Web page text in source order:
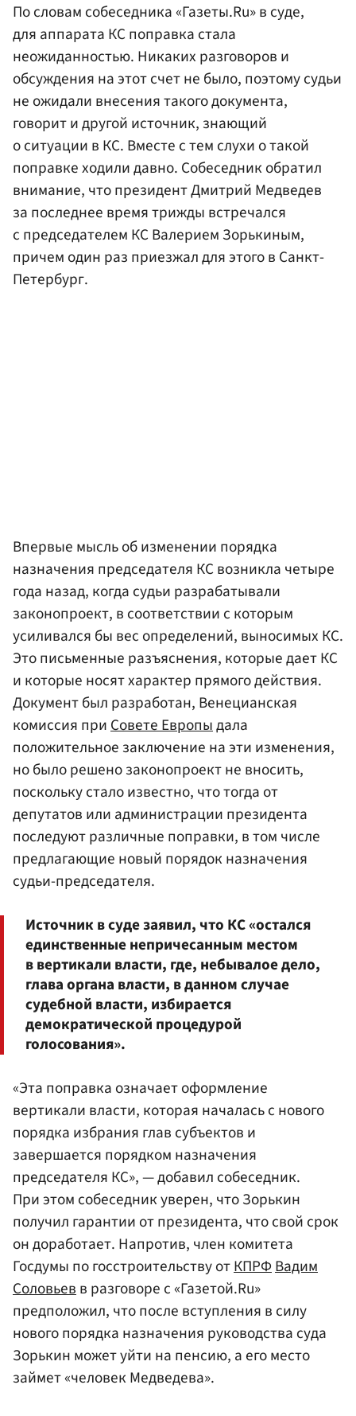
По словам собеседника «Газеты.Ru» в суде,
для аппарата КС поправка стала
неожиданностью. Никаких разговоров и
обсуждения на этот счет не было, поэтому судьи
не ожидали внесения такого документа,
говорит и другой источник, знающий
о ситуации в КС. Вместе с тем слухи о такой
поправке ходили давно. Собеседник обратил
внимание, что президент Дмитрий Медведев
за последнее время трижды встречался
с председателем КС Валерием Зорькиным,
причем один раз приезжал для этого в Санкт-
Петербург.
Впервые мысль об изменении порядка
назначения председателя КС возникла четыре
года назад, когда судьи разрабатывали
законопроект, в соответствии с которым
усиливался бы вес определений, выносимых КС.
Это письменные разъяснения, которые дает КС
и которые носят характер прямого действия.
Документ был разработан, Венецианская
комиссия приСовете Европыдала
положительное заключение на эти изменения,
но было решено законопроект не вносить,
поскольку стало известно, что тогда от
депутатов или администрации президента
последуют различные поправки, в том числе
предлагающие новый порядок назначения
судьи-председателя.
Источник в суде заявил, что КС «остался
единственные непричесанным местом
в вертикали власти, где, небывалое дело,
глава органа власти, в данном случае
судебной власти, избирается
демократической процедурой
голосования».
«Эта поправка означает оформление
вертикали власти, которая началась с нового
порядка избрания глав субъектов и
завершается порядком назначения
председателя КС», — добавил собеседник.
При этом собеседник уверен, что Зорькин
получил гарантии от президента, что свой срок
он доработает. Напротив, член комитета
Госдумы по госстроительству отКПРФВадим
Соловьевв разговоре с «Газетой.Ru»
предположил, что после вступления в силу
нового порядка назначения руководства суда
Зорькин может уйти на пенсию, а его место
займет «человек Медведева».